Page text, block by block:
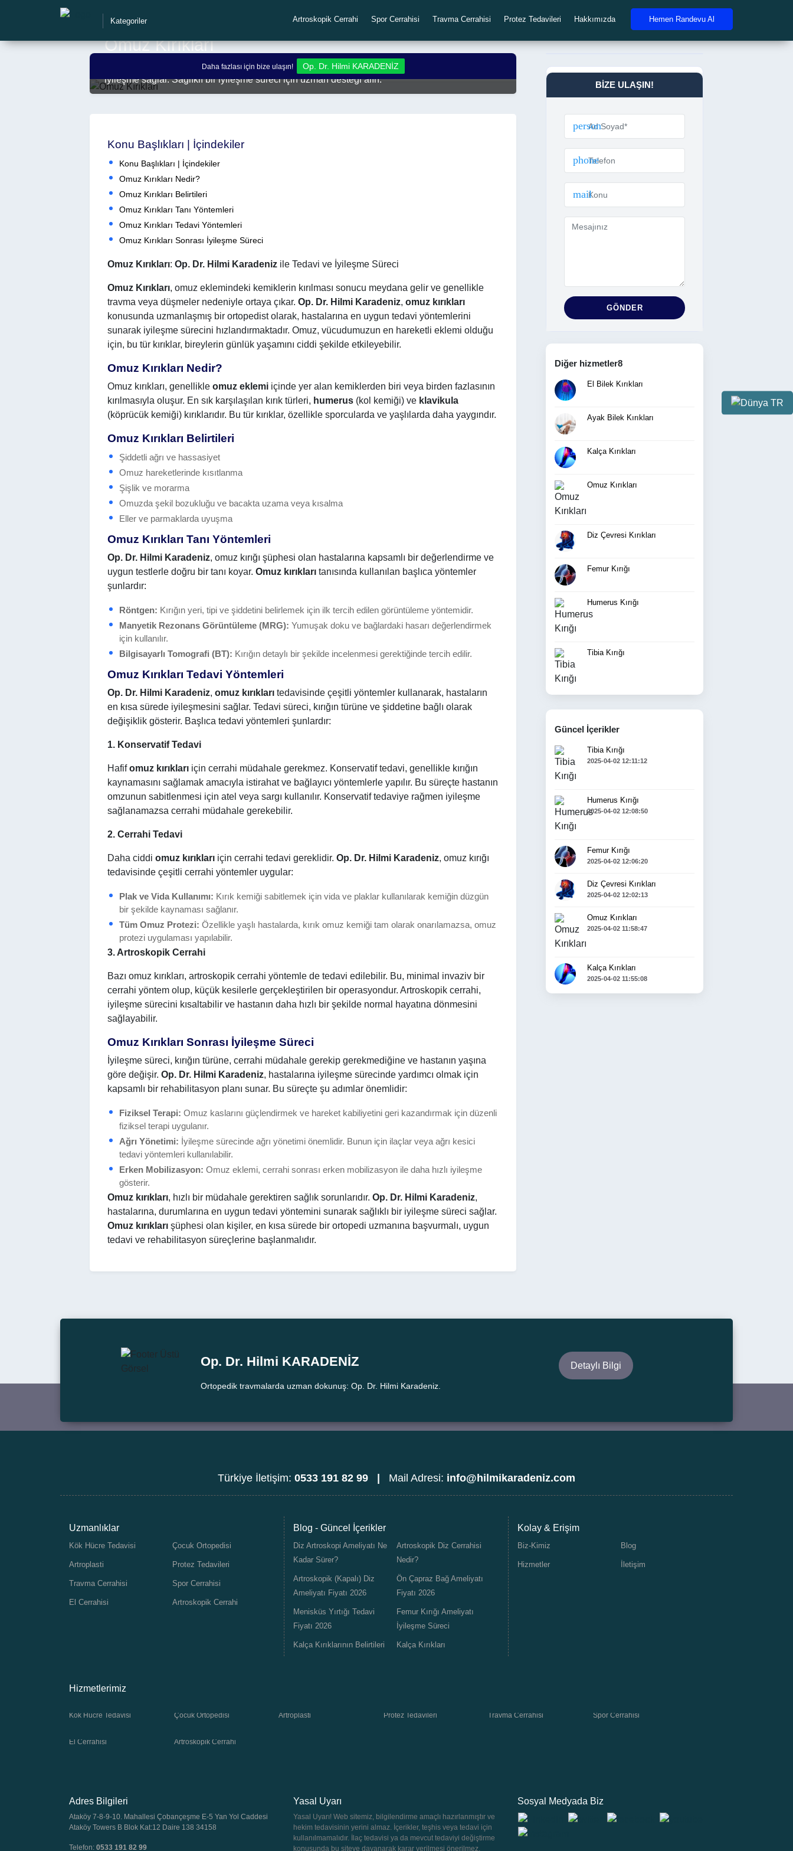
Kategoriler Artroskopik Cerrahi Spor Cerrahisi Travma Cerrahisi Protez Tedavileri Hakkımızda Hemen Randevu Al
Daha fazlası için bize ulaşın! Op. Dr. Hilmi KARADENİZ
Omuz Kırıkları
Omuz Kırıkları tedavisinde Op. Dr. Hilmi Karadeniz, cerrahi ve konservatif yöntemlerle hızlı
iyileşme sağlar. Sağlıklı bir iyileşme süreci için uzman desteği alın.
Konu Başlıkları | İçindekiler
Konu Başlıkları | İçindekiler
Omuz Kırıkları Nedir?
Omuz Kırıkları Belirtileri
Omuz Kırıkları Tanı Yöntemleri
Omuz Kırıkları Tedavi Yöntemleri
Omuz Kırıkları Sonrası İyileşme Süreci
Omuz Kırıkları: Op. Dr. Hilmi Karadeniz ile Tedavi ve İyileşme Süreci
Omuz Kırıkları, omuz eklemindeki kemiklerin kırılması sonucu meydana gelir ve genellikle
travma veya düşmeler nedeniyle ortaya çıkar. Op. Dr. Hilmi Karadeniz, omuz kırıkları
konusunda uzmanlaşmış bir ortopedist olarak, hastalarına en uygun tedavi yöntemlerini
sunarak iyileşme sürecini hızlandırmaktadır. Omuz, vücudumuzun en hareketli eklemi olduğu
için, bu tür kırıklar, bireylerin günlük yaşamını ciddi şekilde etkileyebilir.
Omuz Kırıkları Nedir?
Omuz kırıkları, genellikle omuz eklemi içinde yer alan kemiklerden biri veya birden fazlasının
kırılmasıyla oluşur. En sık karşılaşılan kırık türleri, humerus (kol kemiği) ve klavikula
(köprücük kemiği) kırıklarıdır. Bu tür kırıklar, özellikle sporcularda ve yaşlılarda daha yaygındır.
Omuz Kırıkları Belirtileri
Şiddetli ağrı ve hassasiyet
Omuz hareketlerinde kısıtlanma
Şişlik ve morarma
Omuzda şekil bozukluğu ve bacakta uzama veya kısalma
Eller ve parmaklarda uyuşma
Omuz Kırıkları Tanı Yöntemleri
Op. Dr. Hilmi Karadeniz, omuz kırığı şüphesi olan hastalarına kapsamlı bir değerlendirme ve
uygun testlerle doğru bir tanı koyar. Omuz kırıkları tanısında kullanılan başlıca yöntemler
şunlardır:
Röntgen: Kırığın yeri, tipi ve şiddetini belirlemek için ilk tercih edilen görüntüleme yöntemidir.
Manyetik Rezonans Görüntüleme (MRG): Yumuşak doku ve bağlardaki hasarı değerlendirmek
için kullanılır.
Bilgisayarlı Tomografi (BT): Kırığın detaylı bir şekilde incelenmesi gerektiğinde tercih edilir.
Omuz Kırıkları Tedavi Yöntemleri
Op. Dr. Hilmi Karadeniz, omuz kırıkları tedavisinde çeşitli yöntemler kullanarak, hastaların
en kısa sürede iyileşmesini sağlar. Tedavi süreci, kırığın türüne ve şiddetine bağlı olarak
değişiklik gösterir. Başlıca tedavi yöntemleri şunlardır:
1. Konservatif Tedavi
Hafifomuz kırıkları için cerrahi müdahale gerekmez. Konservatif tedavi, genellikle kırığın
kaynamasını sağlamak amacıyla istirahat ve bağlayıcı yöntemlerle yapılır. Bu süreçte hastanın
omzunun sabitlenmesi için atel veya sargı kullanılır. Konservatif tedaviye rağmen iyileşme
sağlanamazsa cerrahi müdahale gerekebilir.
2. Cerrahi Tedavi
Daha ciddi omuz kırıkları için cerrahi tedavi gereklidir. Op. Dr. Hilmi Karadeniz, omuz kırığı
tedavisinde çeşitli cerrahi yöntemler uygular:
Plak ve Vida Kullanımı: Kırık kemiği sabitlemek için vida ve plaklar kullanılarak kemiğin düzgün
bir şekilde kaynaması sağlanır.
Tüm Omuz Protezi: Özellikle yaşlı hastalarda, kırık omuz kemiği tam olarak onarılamazsa, omuz
protezi uygulaması yapılabilir.
3. Artroskopik Cerrahi
Bazı omuz kırıkları, artroskopik cerrahi yöntemle de tedavi edilebilir. Bu, minimal invaziv bir
cerrahi yöntem olup, küçük kesilerle gerçekleştirilen bir operasyondur. Artroskopik cerrahi,
iyileşme sürecini kısaltabilir ve hastanın daha hızlı bir şekilde normal hayatına dönmesini
sağlayabilir.
Omuz Kırıkları Sonrası İyileşme Süreci
İyileşme süreci, kırığın türüne, cerrahi müdahale gerekip gerekmediğine ve hastanın yaşına
göre değişir. Op. Dr. Hilmi Karadeniz, hastalarına iyileşme sürecinde yardımcı olmak için
kapsamlı bir rehabilitasyon planı sunar. Bu süreçte şu adımlar önemlidir:
Fiziksel Terapi: Omuz kaslarını güçlendirmek ve hareket kabiliyetini geri kazandırmak için düzenli
fiziksel terapi uygulanır.
Ağrı Yönetimi: İyileşme sürecinde ağrı yönetimi önemlidir. Bunun için ilaçlar veya ağrı kesici
tedavi yöntemleri kullanılabilir.
Erken Mobilizasyon: Omuz eklemi, cerrahi sonrası erken mobilizasyon ile daha hızlı iyileşme
gösterir.
Omuz kırıkları, hızlı bir müdahale gerektiren sağlık sorunlarıdır. Op. Dr. Hilmi Karadeniz,
hastalarına, durumlarına en uygun tedavi yöntemini sunarak sağlıklı bir iyileşme süreci sağlar.
Omuz kırıkları şüphesi olan kişiler, en kısa sürede bir ortopedi uzmanına başvurmalı, uygun
tedavi ve rehabilitasyon süreçlerine başlanmalıdır.
BIZE ULAŞIN!
GÖNDER
Diğer hizmetler8
El Bilek Kırıkları
Ayak Bilek Kırıkları
Kalça Kırıkları
Omuz Kırıkları
Diz Çevresi Kırıkları
Femur Kırığı
Humerus Kırığı
Tibia Kırığı
Güncel İçerikler
Tibia Kırığı
2025-04-02 12:11:12
Humerus Kırığı
2025-04-02 12:08:50
Femur Kırığı
2025-04-02 12:06:20
Diz Çevresi Kırıkları
2025-04-02 12:02:13
Omuz Kırıkları
2025-04-02 11:58:47
Kalça Kırıkları
2025-04-02 11:55:08
Op. Dr. Hilmi KARADENİZ
Ortopedik travmalarda uzman dokunuş: Op. Dr. Hilmi Karadeniz.
Detaylı Bilgi
TR
Türkiye İletişim: 0533 191 82 99 | Mail Adresi: info@hilmikaradeniz.com
Uzmanlıklar
Kök Hücre Tedavisi Çocuk Ortopedisi
Artroplasti Protez Tedavileri
Travma Cerrahisi Spor Cerrahisi
El Cerrahisi Artroskopik Cerrahi
Blog - Güncel İçerikler
Diz Artroskopi Ameliyatı Ne
Kadar Sürer?
Artroskopik Diz Cerrahisi
Nedir?
Artroskopik (Kapalı) Diz
Ameliyatı Fiyatı 2026
Ön Çapraz Bağ Ameliyatı
Fiyatı 2026
Menisküs Yırtığı Tedavi
Fiyatı 2026
Femur Kırığı Ameliyatı
İyileşme Süreci
Kalça Kırıklarının Belirtileri Kalça Kırıkları
Kolay & Erişim
Biz-Kimiz Blog
Hizmetler İletişim
Hizmetlerimiz
Kök Hücre Tedavisi Çocuk Ortopedisi Artroplasti Protez Tedavileri Travma Cerrahisi Spor Cerrahisi
El Cerrahisi Artroskopik Cerrahi
Adres Bilgileri
Ataköy 7-8-9-10. Mahallesi Çobançeşme E-5 Yan Yol Caddesi
Ataköy Towers B Blok Kat:12 Daire 138 34158
Telefon: 0533 191 82 99
Yasal Uyarı
Yasal Uyarı! Web sitemiz, bilgilendirme amaçlı hazırlanmıştır ve
hekim tedavisinin yerini almaz. İçerikler, teşhis veya tedavi için
kullanılmamalıdır. İlaç tedavisi ya da mevcut tedaviyi değiştirme
konusunda bu siteye dayanarak karar verilmesi önerilmez.
Sosyal Medyada Biz